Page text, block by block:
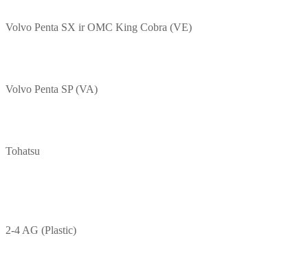
Volvo Penta SX ir OMC King Cobra (VE)
Volvo Penta SP (VA)
Tohatsu
2-4 AG (Plastic)